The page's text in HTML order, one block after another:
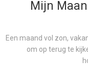
Mijn
Een maand vol zon,
om op terug te